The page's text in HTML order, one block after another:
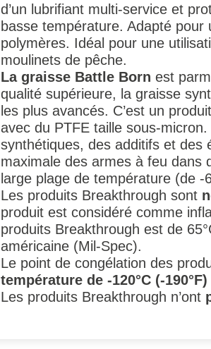
d’un lubrifiant multi-service et
basse température. Adapté
polymères. Idéal pour une
moulinets de pêche.
La graisse Battle Born est
qualité supérieure, la graisse
les plus avancés. C’est un
avec du PTFE taille sous-
synthétiques, des additifs et des
maximale des armes à feu dans
large plage de température (de -
Les produits Breakthrough sont
produit est considéré comme
produits Breakthrough est de
américaine (Mil-Spec).
Le point de congélation des
température de -120°C (-
Les produits Breakthrough n’ont